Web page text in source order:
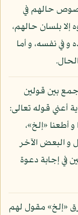
حالهم في
إلا بلسان حالهم،
في نفسه، و أما
بين قولين
أعني قوله تعالى:
أطعنا «إلخ»،
البعض الآخر
في إجابة دعوة
«إلخ» مقول لهم